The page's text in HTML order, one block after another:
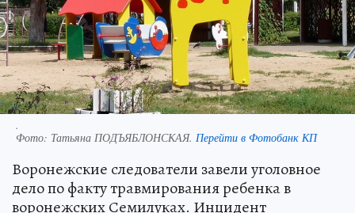
.
Фото: Татьяна ПОДЪЯБЛОНСКАЯ. Перейти в Фотобанк КП
Воронежские следователи завели уголовное
дело по факту травмирования ребенка в
воронежских Семилуках. Инцидент